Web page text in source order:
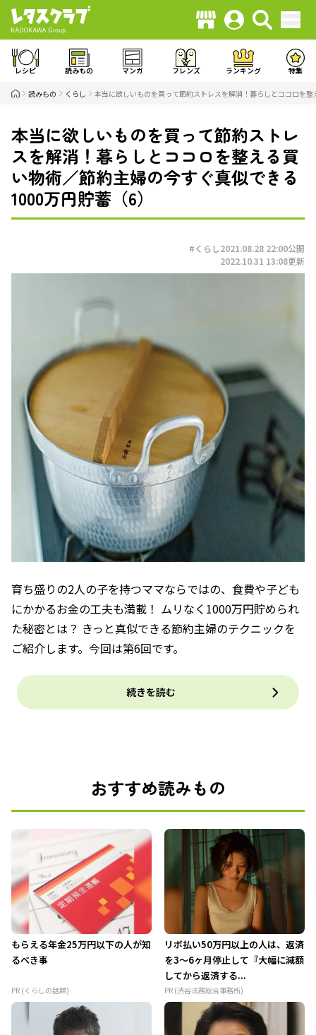
レシピ 読みもの マンガ フレンズ ランキング 特集
読みもの くらし 本当に欲しいものを買って節約ストレスを解消！暮らしとココロを
本当に欲しいものを買って節約ストレ
スを解消！暮らしとココロを整える買
い物術／節約主婦の今すぐ真似できる
1000万円貯蓄（6）
#くらし2021.08.28 22:00公開
2022.10.31 13:08更新
育ち盛りの2人の子を持つママならではの、食費や子ども
にかかるお金の工夫も満載！ ムリなく1000万円貯められ
た秘密とは？ きっと真似できる節約主婦のテクニックを
ご紹介します。今回は第6回です。
続きを読む
おすすめ読みもの
もらえる年金25万円以下の人が知
るべき事
PR (くらしの話題)
リボ払い50万円以上の人は、返済
を3～6ヶ月停止して『大幅に減額
してから返済する...
PR (渋谷法務総合事務所)